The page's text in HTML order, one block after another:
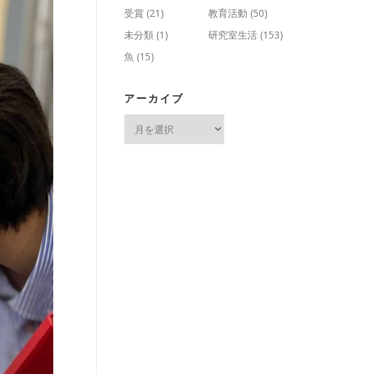
受賞 (21) 教育活動 (50)
未分類 (1) 研究室生活 (153)
魚 (15)
アーカイブ